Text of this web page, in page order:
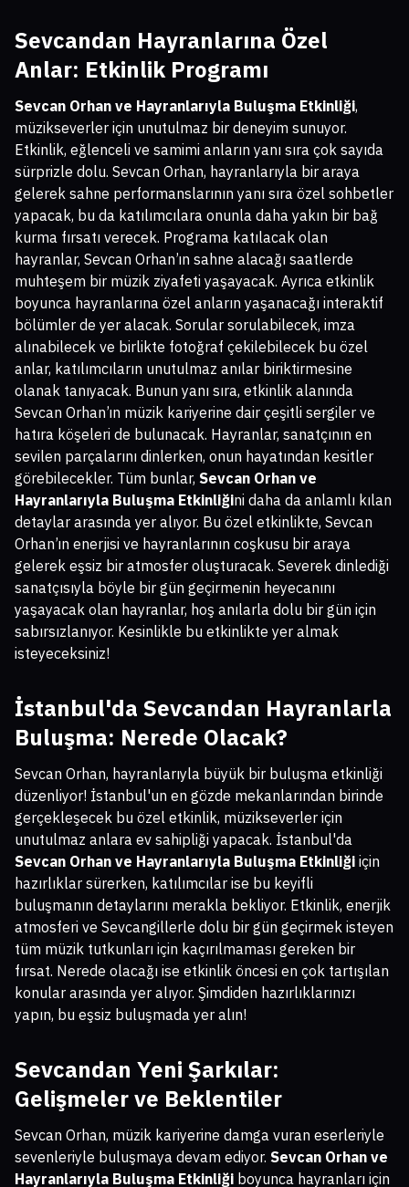
Sevcandan Hayranlarına Özel
Anlar: Etkinlik Programı
Sevcan Orhan ve Hayranlarıyla Buluşma Etkinliği,
müzikseverler için unutulmaz bir deneyim sunuyor.
Etkinlik, eğlenceli ve samimi anların yanı sıra çok sayıda
sürprizle dolu. Sevcan Orhan, hayranlarıyla bir araya
gelerek sahne performanslarının yanı sıra özel sohbetler
yapacak, bu da katılımcılara onunla daha yakın bir bağ
kurma fırsatı verecek. Programa katılacak olan
hayranlar, Sevcan Orhan’ın sahne alacağı saatlerde
muhteşem bir müzik ziyafeti yaşayacak. Ayrıca etkinlik
boyunca hayranlarına özel anların yaşanacağı interaktif
bölümler de yer alacak. Sorular sorulabilecek, imza
alınabilecek ve birlikte fotoğraf çekilebilecek bu özel
anlar, katılımcıların unutulmaz anılar biriktirmesine
olanak tanıyacak. Bunun yanı sıra, etkinlik alanında
Sevcan Orhan’ın müzik kariyerine dair çeşitli sergiler ve
hatıra köşeleri de bulunacak. Hayranlar, sanatçının en
sevilen parçalarını dinlerken, onun hayatından kesitler
görebilecekler. Tüm bunlar, Sevcan Orhan ve
Hayranlarıyla Buluşma Etkinliğini daha da anlamlı kılan
detaylar arasında yer alıyor. Bu özel etkinlikte, Sevcan
Orhan’ın enerjisi ve hayranlarının coşkusu bir araya
gelerek eşsiz bir atmosfer oluşturacak. Severek dinlediği
sanatçısıyla böyle bir gün geçirmenin heyecanını
yaşayacak olan hayranlar, hoş anılarla dolu bir gün için
sabırsızlanıyor. Kesinlikle bu etkinlikte yer almak
isteyeceksiniz!
İstanbul'da Sevcandan Hayranlarla
Buluşma: Nerede Olacak?
Sevcan Orhan, hayranlarıyla büyük bir buluşma etkinliği
düzenliyor! İstanbul'un en gözde mekanlarından birinde
gerçekleşecek bu özel etkinlik, müzikseverler için
unutulmaz anlara ev sahipliği yapacak. İstanbul'da
Sevcan Orhan ve Hayranlarıyla Buluşma Etkinliği için
hazırlıklar sürerken, katılımcılar ise bu keyifli
buluşmanın detaylarını merakla bekliyor. Etkinlik, enerjik
atmosferi ve Sevcangillerle dolu bir gün geçirmek isteyen
tüm müzik tutkunları için kaçırılmaması gereken bir
fırsat. Nerede olacağı ise etkinlik öncesi en çok tartışılan
konular arasında yer alıyor. Şimdiden hazırlıklarınızı
yapın, bu eşsiz buluşmada yer alın!
Sevcandan Yeni Şarkılar:
Gelişmeler ve Beklentiler
Sevcan Orhan, müzik kariyerine damga vuran eserleriyle
sevenleriyle buluşmaya devam ediyor. Sevcan Orhan ve
Hayranlarıyla Buluşma Etkinliği boyunca hayranları için